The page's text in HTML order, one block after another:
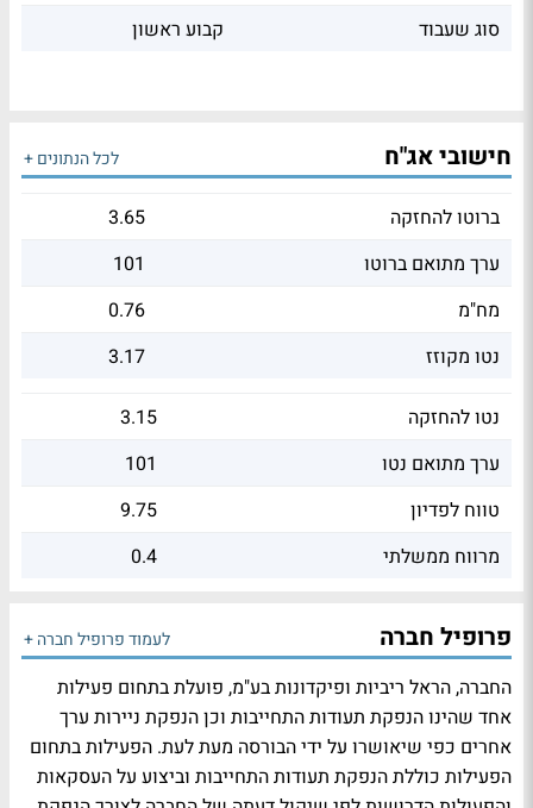
סוג שעבוד
קבוע ראשון
חישובי אג"ח לכל הנתונים +
ברוטו להחזקה
3.65
ערך מתואם ברוטו
101
מח"מ
0.76
נטו מקוזז
3.17
נטו להחזקה
3.15
ערך מתואם נטו
101
טווח לפדיון
9.75
מרווח ממשלתי
0.4
פרופיל חברה לעמוד פרופיל חברה +
החברה, הראל ריביות ופיקדונות בע"מ, פועלת בתחום פעילות
אחד שהינו הנפקת תעודות התחייבות וכן הנפקת ניירות ערך
אחרים כפי שיאושרו על ידי הבורסה מעת לעת. הפעילות בתחום
הפעילות כוללת הנפקת תעודות התחייבות וביצוע על העסקאות